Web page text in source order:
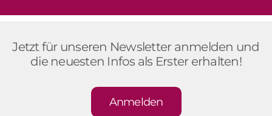
Jetzt für unseren Newsletter anmelden und
die neuesten Infos als Erster erhalten!
Anmelden